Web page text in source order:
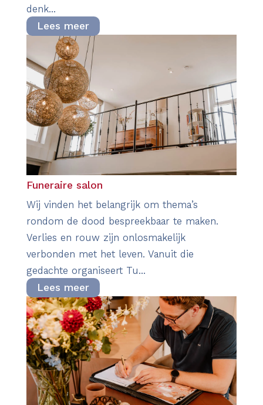
denk...
Lees meer
Funeraire salon
Wij vinden het belangrijk om thema’s
rondom de dood bespreekbaar te maken.
Verlies en rouw zijn onlosmakelijk
verbonden met het leven. Vanuit die
gedachte organiseert Tu...
Lees meer